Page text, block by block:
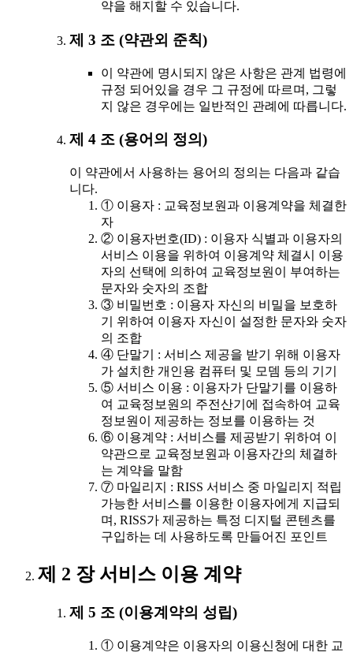
약을 해지할 수 있습니다.
제 3 조 (약관외 준칙)
이 약관에 명시되지 않은 사항은 관계 법령에
규정 되어있을 경우 그 규정에 따르며, 그렇
지 않은 경우에는 일반적인 관례에 따릅니다.
제 4 조 (용어의 정의)
이 약관에서 사용하는 용어의 정의는 다음과 같습
니다.
① 이용자 : 교육정보원과 이용계약을 체결한
자
② 이용자번호(ID) : 이용자 식별과 이용자의
서비스 이용을 위하여 이용계약 체결시 이용
자의 선택에 의하여 교육정보원이 부여하는
문자와 숫자의 조합
③ 비밀번호 : 이용자 자신의 비밀을 보호하
기 위하여 이용자 자신이 설정한 문자와 숫자
의 조합
④ 단말기 : 서비스 제공을 받기 위해 이용자
가 설치한 개인용 컴퓨터 및 모뎀 등의 기기
⑤ 서비스 이용 : 이용자가 단말기를 이용하
여 교육정보원의 주전산기에 접속하여 교육
정보원이 제공하는 정보를 이용하는 것
⑥ 이용계약 : 서비스를 제공받기 위하여 이
약관으로 교육정보원과 이용자간의 체결하
는 계약을 말함
⑦ 마일리지 : RISS 서비스 중 마일리지 적립
가능한 서비스를 이용한 이용자에게 지급되
며, RISS가 제공하는 특정 디지털 콘텐츠를
구입하는 데 사용하도록 만들어진 포인트
제 2 장 서비스 이용 계약
제 5 조 (이용계약의 성립)
① 이용계약은 이용자의 이용신청에 대한 교